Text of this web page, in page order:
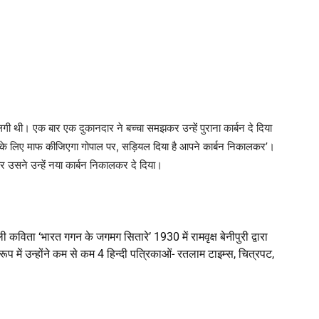
थी। एक बार एक दुकानदार ने बच्चा समझकर उन्हें पुराना कार्बन दे दिया
माफ कीजिएगा गोपाल पर, सड़ियल दिया है आपने कार्बन निकालकर’।
उन्हें नया कार्बन निकालकर दे दिया।
‘भारत गगन के जगमग सितारे’ 1930 में रामवृक्ष बेनीपुरी द्वारा
में उन्होंने कम से कम 4 हिन्दी पत्रिकाओं- रतलाम टाइम्स, चित्रपट,